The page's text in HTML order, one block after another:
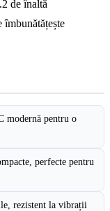
de înaltă
îmbunătățește
modernă pentru o
perfecte pentru
rezistent la vibrații